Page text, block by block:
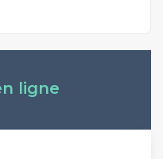
ligne